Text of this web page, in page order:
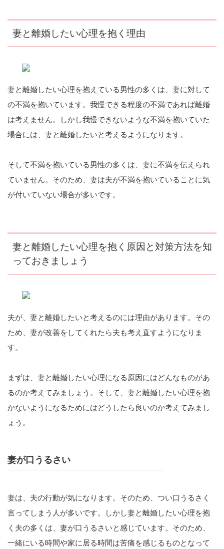
妻と離婚したい心理を抱く理由
妻と離婚したい心理を抱えている男性の多くは、妻に対して
の不満を抱いています。我慢できる程度の不満であれば離婚
は考えません。しかし我慢できないような不満を抱いていた
場合には、妻と離婚したいと考えるようになります。
そして不満を抱いている男性の多くは、妻に不満を伝えられ
ていません。そのため、妻は夫が不満を抱いていることに気
が付いていない場合が多いです。
妻と離婚したい心理を抱く原因と対策方法を知
っておきましょう
夫が、妻と離婚したいと考えるのには理由があります。その
ため、妻が改善をしてくれたら夫も考え直すようになりま
す。
まずは、妻と離婚したい心理になる原因にはどんなものがあ
るのか考えてみましょう。そして、妻と離婚したい心理を抱
かないようになるためにはどうしたら良いのか考えてみまし
ょう。
妻が口うるさい
妻は、夫の行動が気になります。そのため、つい口うるさく
言ってしまう人が多いです。しかし妻と離婚したい心理を抱
く夫の多くは、妻が口うるさいと感じています。そのため、
一緒にいる時間や家に居る時間は苦痛を感じるものとなって